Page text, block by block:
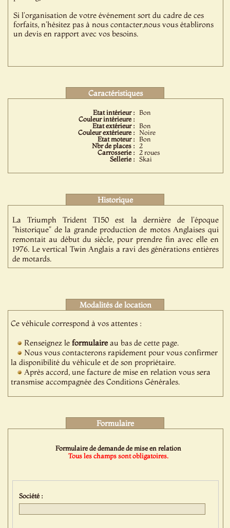
Si l'organisation de votre événement sort du cadre de ces
forfaits, n'hésitez pas à nous contacter,nous vous établirons
un devis en rapport avec vos besoins.
Caractéristiques
Etat intérieur : Bon
Couleur intérieure :
Etat extérieur : Bon
Couleur extérieure : Noire
Etat moteur : Bon
Nbr de places :
2
Carrosserie :
2 roues
Sellerie : Skai
Historique
La Triumph Trident T150 est la dernière de l'époque
"historique" de la grande production de motos Anglaises qui
remontait au début du siècle, pour prendre fin avec elle en
1976. Le vertical Twin Anglais a ravi des générations entières
de motards.
Modalités de location
Ce véhicule correspond à vos attentes :
Renseignez leformulaireau bas de cette page.
Nous vous contacterons rapidement pour vous confirmer
la disponibilité du véhicule et de son propriétaire.
Après accord, une facture de mise en relation vous sera
transmise accompagnée des Conditions Générales.
Formulaire
Formulaire de demande de mise en relation
Tous les champs sont obligatoires.
Société :